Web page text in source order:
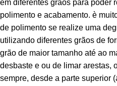
em diferentes grâos para poder
polimento e acabamento. è
de polimento se realize uma
utilizando diferentes grãos de
grão de maior tamanho até ao
desbaste e ou de limar arestas,
sempre, desde a parte superior